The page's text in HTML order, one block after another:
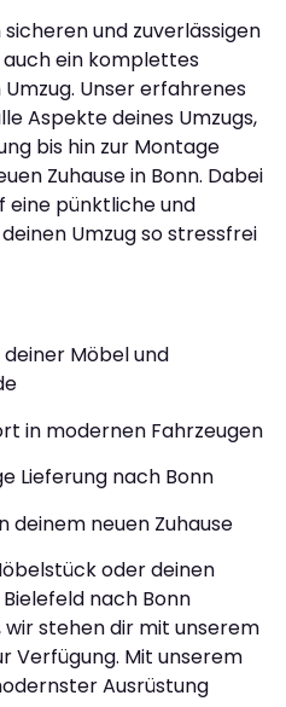
und zuverlässigen
ein komplettes
Unser erfahrenes
Aspekte deines Umzugs,
bis hin zur Montage
Zuhause in Bonn. Dabei
eine pünktliche und
Umzug so stressfrei
Möbel und
in modernen Fahrzeugen
Lieferung nach Bonn
deinem neuen Zuhause
oder deinen
nach Bonn
stehen dir mit unserem
Verfügung. Mit unserem
Ausrüstung